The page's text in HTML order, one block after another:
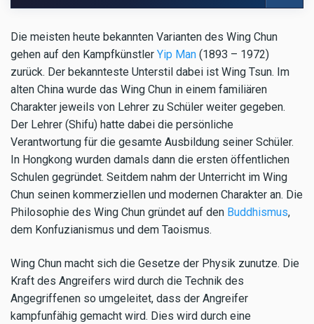
Die meisten heute bekannten Varianten des Wing Chun
gehen auf den Kampfkünstler Yip Man (1893 – 1972)
zurück. Der bekannteste Unterstil dabei ist Wing Tsun. Im
alten China wurde das Wing Chun in einem familiären
Charakter jeweils von Lehrer zu Schüler weiter gegeben.
Der Lehrer (Shifu) hatte dabei die persönliche
Verantwortung für die gesamte Ausbildung seiner Schüler.
In Hongkong wurden damals dann die ersten öffentlichen
Schulen gegründet. Seitdem nahm der Unterricht im Wing
Chun seinen kommerziellen und modernen Charakter an. Die
Philosophie des Wing Chun gründet auf den Buddhismus,
dem Konfuzianismus und dem Taoismus.
Wing Chun macht sich die Gesetze der Physik zunutze. Die
Kraft des Angreifers wird durch die Technik des
Angegriffenen so umgeleitet, dass der Angreifer
kampfunfähig gemacht wird. Dies wird durch eine